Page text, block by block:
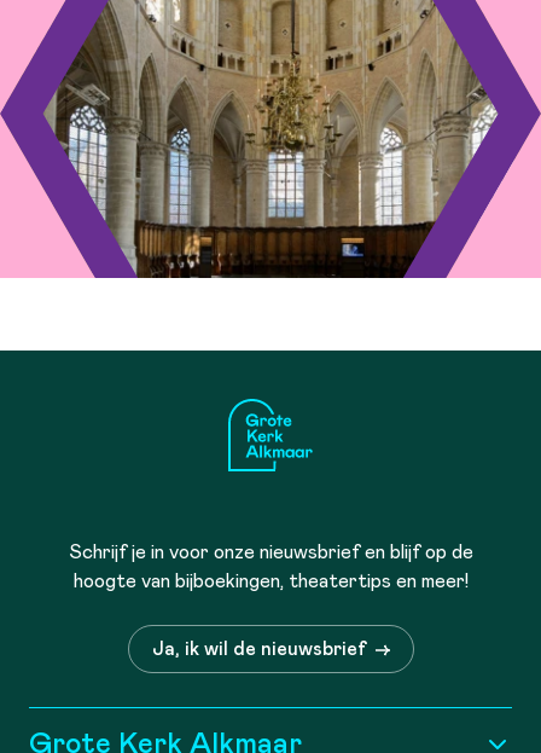
Schrijf je in voor onze nieuwsbrief en blijf op de
hoogte van bijboekingen, theatertips en meer!
Ja, ik wil de nieuwsbrief
Grote Kerk Alkmaar